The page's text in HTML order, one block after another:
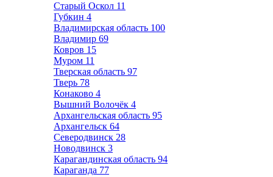
Старый Оскол 11
Губкин 4
Владимирская область 100
Владимир 69
Ковров 15
Муром 11
Тверская область 97
Тверь 78
Конаково 4
Вышний Волочёк 4
Архангельская область 95
Архангельск 64
Северодвинск 28
Новодвинск 3
Карагандинская область 94
Караганда 77